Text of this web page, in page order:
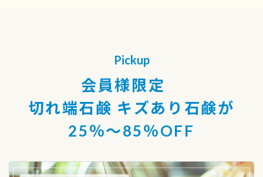
Pickup
会員様限定
切れ端石鹸 キズあり石鹸が
25％〜85％OFF